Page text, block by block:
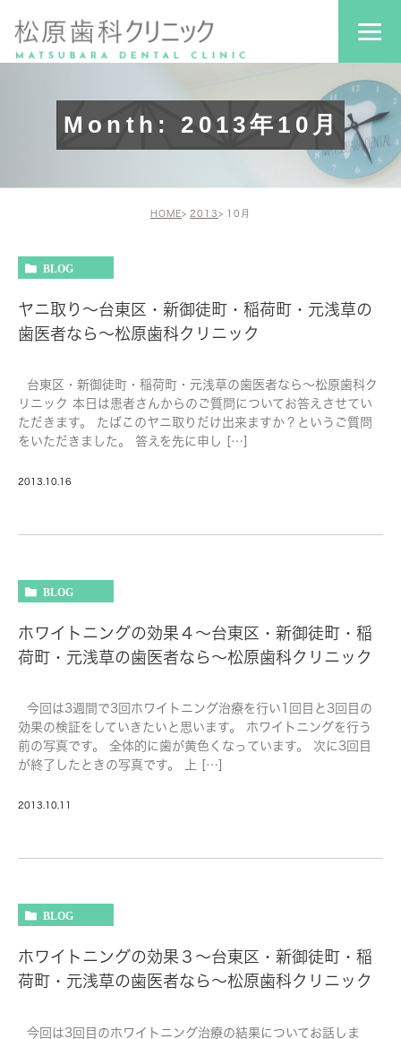
Month: 2013年10月
HOME 2013 10月
BLOG
ヤニ取り～台東区・新御徒町・稲荷町・元浅草の
歯医者なら～松原歯科クリニック
台東区・新御徒町・稲荷町・元浅草の歯医者なら～松原歯科ク
リニック 本日は患者さんからのご質問についてお答えさせてい
ただきます。 たばこのヤニ取りだけ出来ますか？というご質問
をいただきました。 答えを先に申し […]
2013.10.16
BLOG
ホワイトニングの効果４～台東区・新御徒町・稲
荷町・元浅草の歯医者なら～松原歯科クリニック
今回は3週間で3回ホワイトニング治療を行い1回目と3回目の
効果の検証をしていきたいと思います。 ホワイトニングを行う
前の写真です。 全体的に歯が黄色くなっています。 次に3回目
が終了したときの写真です。 上 […]
2013.10.11
BLOG
ホワイトニングの効果３～台東区・新御徒町・稲
荷町・元浅草の歯医者なら～松原歯科クリニック
今回は3回目のホワイトニング治療の結果についてお話しま